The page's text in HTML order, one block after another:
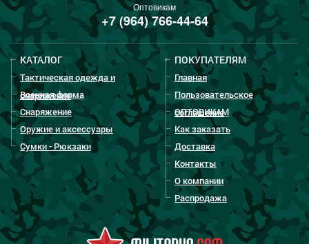
Оптовикам
+7 (964) 766-44-64
КАТАЛОГ
Тактическая одежда и
снаряжение
Военная форма
Снаряжение
Оружие и аксессуары
Сумки - Рюкзаки
ПОКУПАТЕЛЯМ
Главная
Пользовательское
соглашение
ОПТОВИКАМ
Как заказать
Доставка
Контакты
О компании
Распродажа